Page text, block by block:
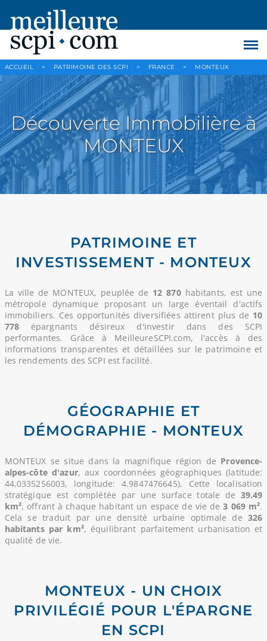
ACCUEIL > PATRIMOINE DES SCPI > FRANCE > MONTEUX
Découverte Immobilière à
MONTEUX
PATRIMOINE ET
INVESTISSEMENT - MONTEUX
La ville de MONTEUX, peuplée de 12 870habitants, est une
métropole dynamique proposant un large éventail d'actifs
immobiliers. Ces opportunités diversifiées attirent plus de 10
778épargnants désireux d'investir dans des SCPI
performantes. Grâce à MeilleureSCPI.com, l'accès à des
informations transparentes et détaillées sur le patrimoine et
les rendements des SCPI est facilité.
GÉOGRAPHIE ET
DÉMOGRAPHIE - MONTEUX
MONTEUX se situe dans la magnifique région de Provence-
alpes-côte d'azur, aux coordonnées géographiques (latitude:
44.0335256003, longitude: 4.9847476645). Cette localisation
stratégique est complétée par une surface totale de 39.49
km², offrant à chaque habitant un espace de vie de3 069 m².
Cela se traduit par une densité urbaine optimale de326
habitants par km², équilibrant parfaitement urbanisation et
qualité de vie.
MONTEUX - UN CHOIX
PRIVILÉGIÉ POUR L'ÉPARGNE
EN SCPI